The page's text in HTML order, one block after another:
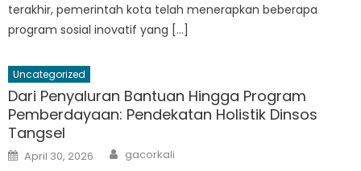
terakhir, pemerintah kota telah menerapkan beberapa
program sosial inovatif yang […]
Uncategorized
Dari Penyaluran Bantuan Hingga Program
Pemberdayaan: Pendekatan Holistik Dinsos
Tangsel
Posted
on
April 30, 2026 Author
gacorkali